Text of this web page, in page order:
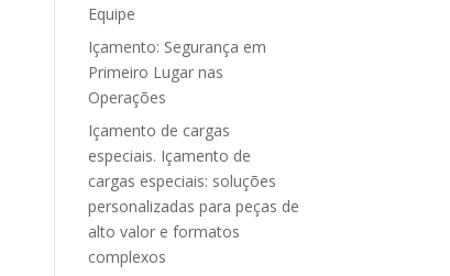
Equipe
Içamento: Segurança em
Primeiro Lugar nas
Operações
Içamento de cargas
especiais. Içamento de
cargas especiais: soluções
personalizadas para peças de
alto valor e formatos
complexos